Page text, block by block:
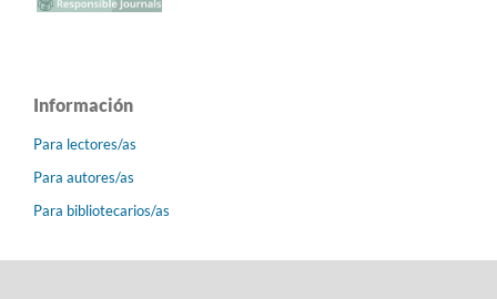
Información
Para lectores/as
Para autores/as
Para bibliotecarios/as